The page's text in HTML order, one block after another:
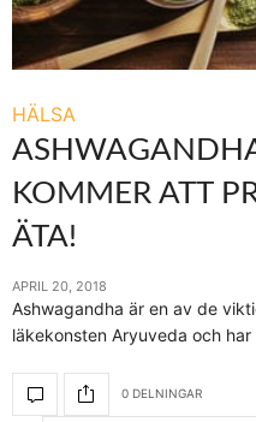
HÄLSA
KOMMER ATT
ÄTA!
APRIL 20, 2018
Ashwagandha är en av de
läkekonsten Aryuveda och
0 DELNINGAR